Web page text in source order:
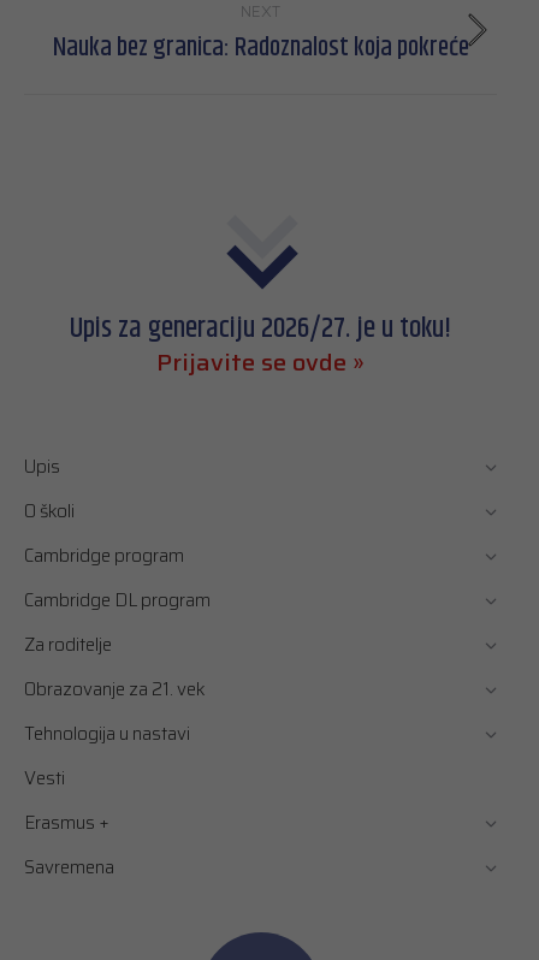
NEXT
Next
Nauka bez granica: Radoznalost koja pokreće
Upis za generaciju 2026/27. je u toku!
Prijavite se ovde »
Upis
O školi
Cambridge program
Cambridge DL program
Za roditelje
Obrazovanje za 21. vek
Tehnologija u nastavi
Vesti
Erasmus +
Savremena